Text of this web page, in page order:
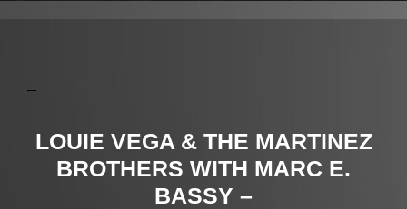
LOUIE VEGA & THE MARTINEZ
BROTHERS WITH MARC E.
BASSY –